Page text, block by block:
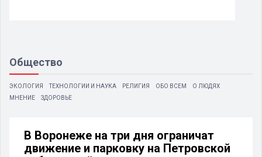
Общество
ЭКОЛОГИЯ ТЕХНОЛОГИИ И НАУКА РЕЛИГИЯ ОБО ВСЕМ
О ЛЮДЯХ
МНЕНИЕ
ЗДОРОВЬЕ
В Воронеже на три дня ограничат
движение и парковку на Петровской